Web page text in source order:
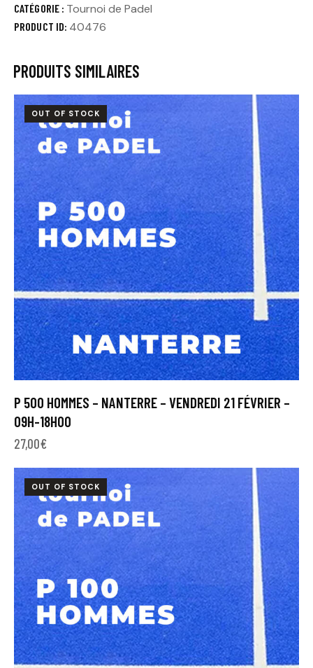
CATÉGORIE : Tournoi de Padel
PRODUCT ID: 40476
PRODUITS SIMILAIRES
OUT OF STOCK
P 500 HOMMES – NANTERRE – VENDREDI 21 FÉVRIER –
09H-18H00
27,00€
OUT OF STOCK